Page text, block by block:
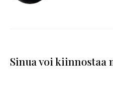
Sinua voi kiinnostaa